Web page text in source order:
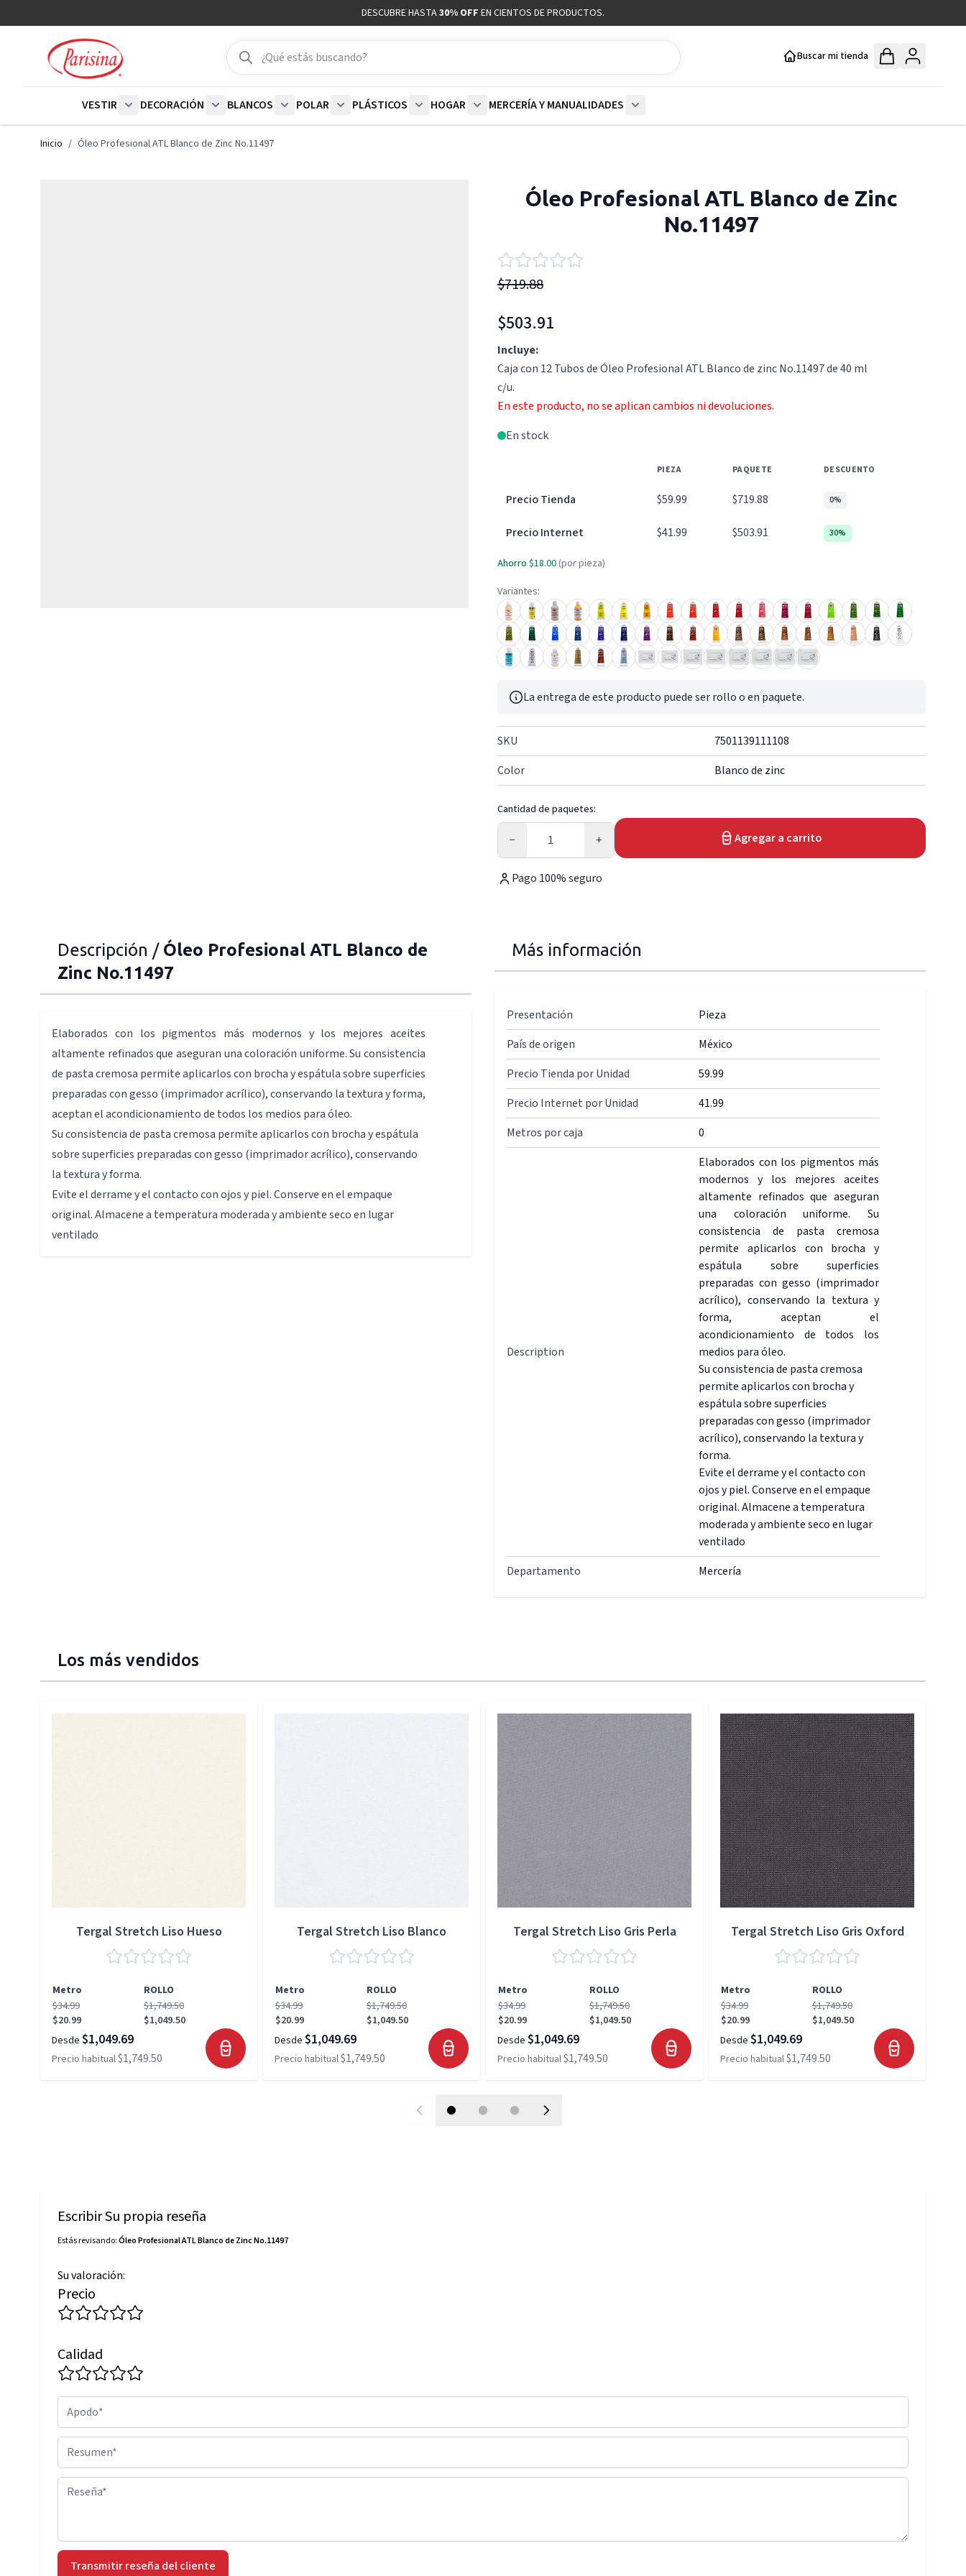
DESCUBRE HASTA30% OFF EN CIENTOS DE PRODUCTOS.
Buscar
Buscar
Buscar mi tienda
VESTIR
DECORACIÓN
BLANCOS
POLAR
PLÁSTICOS
HOGAR
MERCERÍA Y MANUALIDADES
Inicio / Óleo Profesional ATL Blanco de Zinc No.11497
Óleo Profesional ATL Blanco de Zinc
No.11497
$719.88
$503.91
Incluye:
Caja con 12 Tubos de Óleo Profesional ATL Blanco de zinc No.11497 de 40 ml
c/u.
En este producto, no se aplican cambios ni devoluciones.
En stock
PIEZA PAQUETE DESCUENTO
Precio Tienda $59.99 $719.88 0%
Precio Internet $41.99 $503.91 30%
Ahorro $18.00 (por pieza)
Variantes:
La entrega de este producto puede ser rollo o en paquete.
SKU
7501139111108
Color
Blanco de zinc
Cantidad de paquetes:
−
Cantidad
+ Agregar a carrito
Pago 100% seguro
Descripción / Óleo Profesional ATL Blanco de
Zinc No.11497
Elaborados con los pigmentos más modernos y los mejores aceites
altamente refinados que aseguran una coloración uniforme. Su consistencia
de pasta cremosa permite aplicarlos con brocha y espátula sobre superficies
preparadas con gesso (imprimador acrílico), conservando la textura y forma,
aceptan el acondicionamiento de todos los medios para óleo.
Su consistencia de pasta cremosa permite aplicarlos con brocha y espátula
sobre superficies preparadas con gesso (imprimador acrílico), conservando
la textura y forma.
Evite el derrame y el contacto con ojos y piel. Conserve en el empaque
original. Almacene a temperatura moderada y ambiente seco en lugar
ventilado
Más información
Presentación
Pieza
País de origen
México
Precio Tienda por Unidad
59.99
Precio Internet por Unidad
41.99
Metros por caja
0
Description
Elaborados con los pigmentos más
modernos y los mejores aceites
altamente refinados que aseguran
una coloración uniforme. Su
consistencia de pasta cremosa
permite aplicarlos con brocha y
espátula sobre superficies
preparadas con gesso (imprimador
acrílico), conservando la textura y
forma, aceptan el
acondicionamiento de todos los
medios para óleo.
Su consistencia de pasta cremosa
permite aplicarlos con brocha y
espátula sobre superficies
preparadas con gesso (imprimador
acrílico), conservando la textura y
forma.
Evite el derrame y el contacto con
ojos y piel. Conserve en el empaque
original. Almacene a temperatura
moderada y ambiente seco en lugar
ventilado
Departamento
Mercería
Los más vendidos
Tergal Stretch Liso Hueso
Metro
ROLLO
$34.99
$20.99
$1,749.50
$1,049.50
Desde $1,049.69
Precio habitual$1,749.50
Tergal Stretch Liso Blanco
Metro
ROLLO
$34.99
$20.99
$1,749.50
$1,049.50
Desde $1,049.69
Precio habitual$1,749.50
Tergal Stretch Liso Gris Perla
Metro
ROLLO
$34.99
$20.99
$1,749.50
$1,049.50
Desde $1,049.69
Precio habitual$1,749.50
Tergal Stretch Liso Gris Oxford
Metro
ROLLO
$34.99
$20.99
$1,749.50
$1,049.50
Desde $1,049.69
Precio habitual$1,749.50
Escribir Su propia reseña
Estás revisando:Óleo Profesional ATL Blanco de Zinc No.11497
Su valoración:
Precio
Calidad
Apodo
Resumen
Reseña
Transmitir reseña del cliente